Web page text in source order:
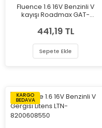
Fluence 1.6 16V Benzinli V
kayışı Roadmax GAT-
441,19 TL
Sepete Ekle
KARGO
BEDAVA